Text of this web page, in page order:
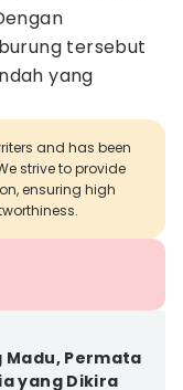
tersebut
yang
and has been
strive to provide
ensuring high
Madu, Permata
yang Dikira